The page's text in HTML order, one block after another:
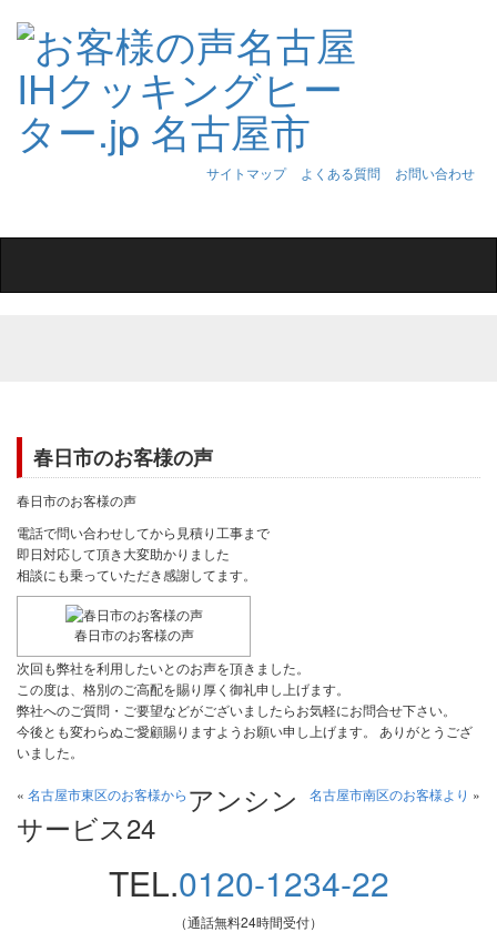
サイトマップ よくある質問
お問い合わせ
春日市のお客様の声
春日市のお客様の声
電話で問い合わせしてから見積り工事まで
即日対応して頂き大変助かりました
相談にも乗っていただき感謝してます。
春日市のお客様の声
次回も弊社を利用したいとのお声を頂きました。
この度は、格別のご高配を賜り厚く御礼申し上げます。
弊社へのご質問・ご要望などがございましたらお気軽にお問合せ下さい。
今後とも変わらぬご愛顧賜りますようお願い申し上げます。 ありがとうござ
いました。
« 名古屋市東区のお客様から 名古屋市南区のお客様より »
アンシン
サービス24
TEL.0120-1234-22
（通話無料24時間受付）